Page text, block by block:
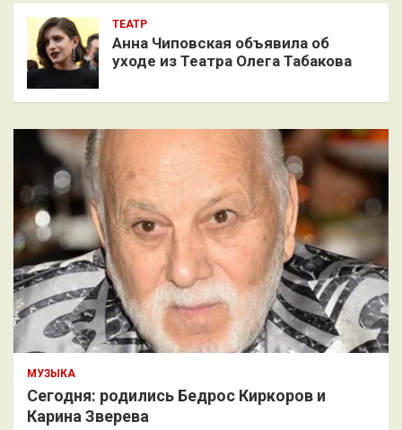
ТЕАТР
Анна Чиповская объявила об
уходе из Театра Олега Табакова
МУЗЫКА
Сегодня: родились Бедрос Киркоров и
Карина Зверева